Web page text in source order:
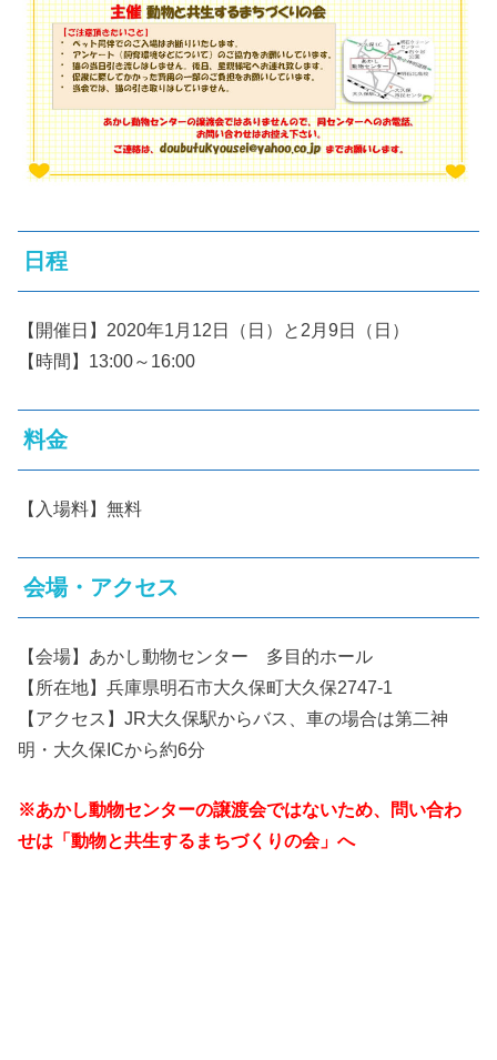
日程
【開催日】2020年1月12日（日）と2月9日（日）
【時間】13:00～16:00
料金
【入場料】無料
会場・アクセス
【会場】あかし動物センター 多目的ホール
【所在地】兵庫県明石市大久保町大久保2747-1
【アクセス】JR大久保駅からバス、車の場合は第二神
明・大久保ICから約6分
※あかし動物センターの譲渡会ではないため、問い合わ
せは「動物と共生するまちづくりの会」へ